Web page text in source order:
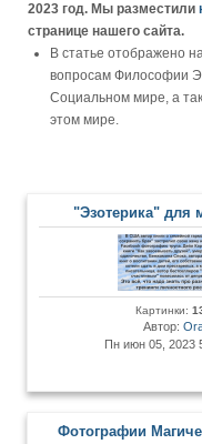
2023 год. Мы разместили
странице нашего сайта.
В статье отображено
вопросам Философии
Социальном мире, а
этом мире.
"Эзотерика" для
Картинки:
Автор:
Пн июн 05, 2023
Фотографии